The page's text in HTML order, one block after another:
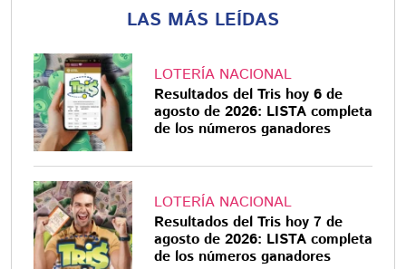
LAS MÁS LEÍDAS
LOTERÍA NACIONAL
Resultados del Tris hoy 6 de
agosto de 2026: LISTA completa
de los números ganadores
LOTERÍA NACIONAL
Resultados del Tris hoy 7 de
agosto de 2026: LISTA completa
de los números ganadores